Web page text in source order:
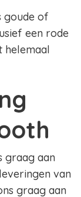
goude of
een rode
helemaal
graag aan
van
graag aan